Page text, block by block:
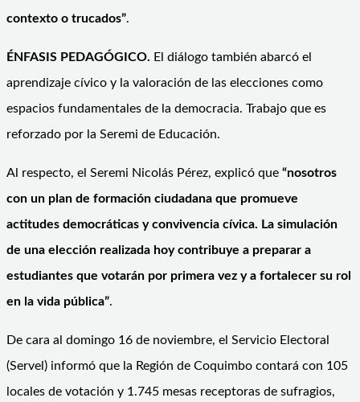
contexto o trucados”.
ÉNFASIS PEDAGÓGICO. El diálogo también abarcó el
aprendizaje cívico y la valoración de las elecciones como
espacios fundamentales de la democracia. Trabajo que es
reforzado por la Seremi de Educación.
Al respecto, el Seremi Nicolás Pérez, explicó que “nosotros
con un plan de formación ciudadana que promueve
actitudes democráticas y convivencia cívica. La simulación
de una elección realizada hoy contribuye a preparar a
estudiantes que votarán por primera vez y a fortalecer su rol
en la vida pública”.
De cara al domingo 16 de noviembre, el Servicio Electoral
(Servel) informó que la Región de Coquimbo contará con 105
locales de votación y 1.745 mesas receptoras de sufragios,